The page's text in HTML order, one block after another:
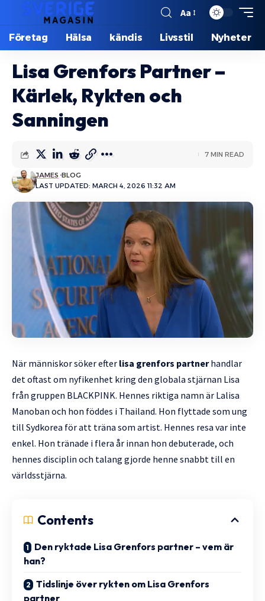
Aa
Företag Hälsa kändis Livsstil Nyheter
Lisa Grenfors Partner –
Kärlek, Rykten och
Sanningen
LAST UPDATED: MARCH 4, 2026 11:32 AM
JAMES BLOG
7 MIN READ
När människor söker efter lisa grenfors partnerhandlar
det oftast om nyfikenhet kring den globala stjärnan Lisa
från gruppen BLACKPINK. Hennes riktiga namn är Lalisa
Manoban och hon föddes i Thailand. Hon flyttade som ung
till Sydkorea för att träna som artist. Hennes resa var inte
enkel. Hon tränade i flera år innan hon debuterade, och
hennes disciplin och talang gjorde henne snabbt till en
världsstjärna.
Contents
Den ryktade Lisa Grenfors partner – vem är
han?
Tidslinje över rykten om Lisa Grenfors
partner